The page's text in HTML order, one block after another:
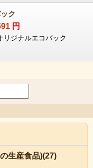
ク
円
リジナルエコバック
生産食品)(27)